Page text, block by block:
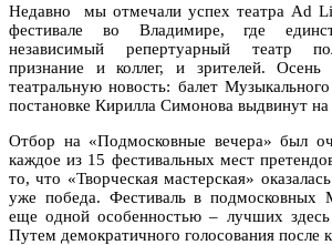
Недавно мы отмечали успех театра Ad
фестивале во Владимире, где
независимый репертуарный театр
признание и коллег, и зрителей.
театральную новость: балет
постановке Кирилла Симонова выдвинут
Отбор на «Подмосковные вечера» был
каждое из 15 фестивальных мест
то, что «Творческая мастерская»
уже победа. Фестиваль в подмосковных
еще одной особенностью – лучших здесь
Путем демократичного голосования после